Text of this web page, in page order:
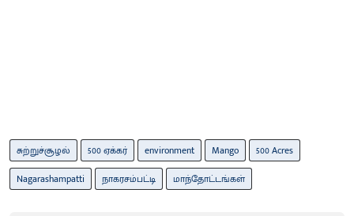
சுற்றுச்சூழல் 500 ஏக்கர் environment Mango
500 Acres
Nagarashampatti
நாகரசம்பட்டி மாந்தோட்டங்கள்